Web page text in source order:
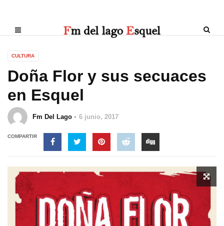
CULTURA
Doña Flor y sus secuaces
en Esquel
Fm Del Lago 6 junio, 2017
COMPARTIR